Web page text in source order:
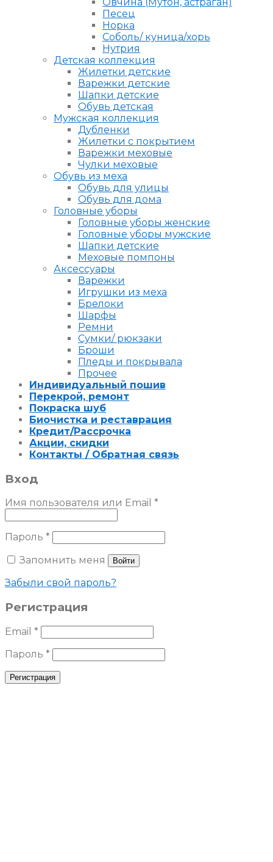
Песец
Норка
Соболь/ куница/хорь
Нутрия
Детская коллекция
Жилетки детские
Варежки детские
Шапки детские
Обувь детская
Мужская коллекция
Дубленки
Жилетки с покрытием
Варежки меховые
Чулки меховые
Обувь из меха
Обувь для улицы
Обувь для дома
Головные уборы
Головные уборы женские
Головные уборы мужские
Шапки детские
Меховые помпоны
Аксессуары
Варежки
Игрушки из меха
Брелоки
Шарфы
Ремни
Сумки/ рюкзаки
Броши
Пледы и покрывала
Прочее
Индивидуальный пошив
Перекрой, ремонт
Покраска шуб
Биочистка и реставрация
Кредит/Рассрочка
Акции, скидки
Контакты / Обратная связь
Вход
Имя пользователя или Email *
Пароль *
Запомнить меня
Войти
Забыли свой пароль?
Регистрация
Email *
Пароль *
Регистрация